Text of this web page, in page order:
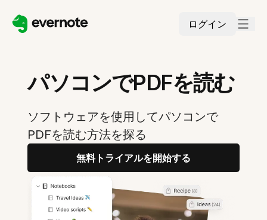
ログイン
パソコンでPDFを読む
ソフトウェアを使用してパソコンで
PDFを読む方法を探る
無料トライアルを開始する